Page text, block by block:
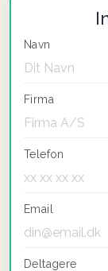
Navn
Firma
Telefon
Email
Deltagere